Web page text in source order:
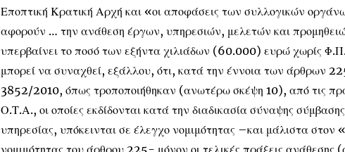
Εποπτική Κρατική Αρχή και «οι αποφάσεις των συλλογικών
αφορούν … την ανάθεση έργων, υπηρεσιών, μελετών και
υπερβαίνει το ποσό των εξήντα χιλιάδων (60.000) ευρώ χωρίς
μπορεί να συναχθεί, εξάλλου, ότι, κατά την έννοια των άρθρων
3852/2010, όπως τροποποιήθηκαν (ανωτέρω σκέψη 10), από τις
Ο.Τ.Α., οι οποίες εκδίδονται κατά την διαδικασία σύναψης
υπηρεσίας, υπόκεινται σε έλεγχο νομιμότητας –και μάλιστα στον